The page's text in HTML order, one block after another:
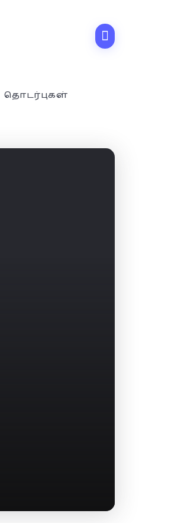
தொடர்புகள்